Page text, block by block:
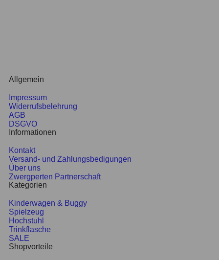
Allgemein
Impressum
Widerrufsbelehrung
AGB
DSGVO
Informationen
Kontakt
Versand- und Zahlungsbedigungen
Über uns
Zwergperten Partnerschaft
Kategorien
Kinderwagen & Buggy
Spielzeug
Hochstuhl
Trinkflasche
SALE
Shopvorteile